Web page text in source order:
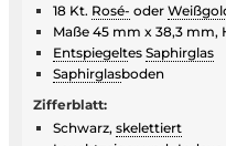
18 Kt. Rosé- oder
Maße 45 mm x 38,3 mm,
Entspiegeltes Saphirglas
Saphirglasboden
Zifferblatt:
Schwarz, skelettiert